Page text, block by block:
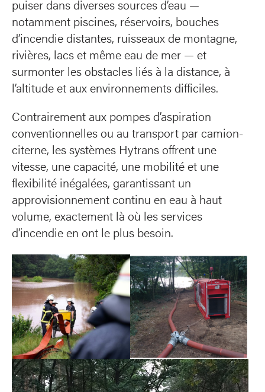
puiser dans diverses sources d’eau —
notamment piscines, réservoirs, bouches
d’incendie distantes, ruisseaux de montagne,
rivières, lacs et même eau de mer — et
surmonter les obstacles liés à la distance, à
l’altitude et aux environnements difficiles.
Contrairement aux pompes d’aspiration
conventionnelles ou au transport par camion-
citerne, les systèmes Hytrans offrent une
vitesse, une capacité, une mobilité et une
flexibilité inégalées, garantissant un
approvisionnement continu en eau à haut
volume, exactement là où les services
d’incendie en ont le plus besoin.